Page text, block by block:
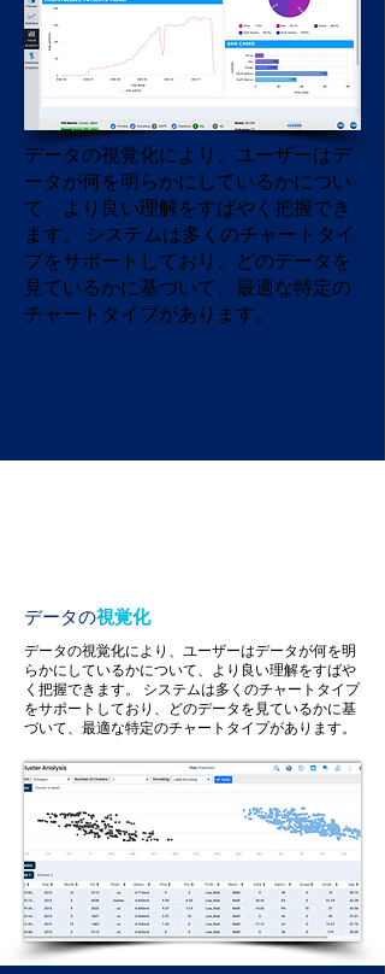
データの視覚化により、ユーザーはデ
ータが何を明らかにしているかについ
て、より良い理解をすばやく把握でき
ます。
システムは多くのチャートタイ
プをサポートしており、どのデータを
見ているかに基づいて、最適な特定の
チャートタイプがあります。
データの視覚化
データの視覚化により、ユーザーはデータが何を明
らかにしているかについて、より良い理解をすばや
く把握できます。
システムは多くのチャートタイプ
をサポートしており、どのデータを見ているかに基
づいて、最適な特定のチャートタイプがあります。